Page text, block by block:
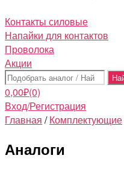
Контакты силовые
Напайки для контактов
Проволока
Акции
Поиск:
0,00₽(0)
Вход/Регистрация
Главная /Комплектующие
Аналоги